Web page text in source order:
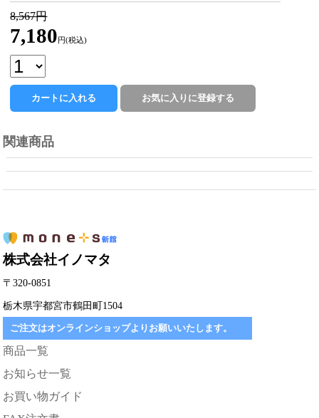
8,567円
7,180 円(税込)
関連商品
株式会社イノマタ
〒320-0851
栃木県宇都宮市鶴田町1504
ご注文はオンラインショップよりお願いいたします。
商品一覧
お知らせ一覧
お買い物ガイド